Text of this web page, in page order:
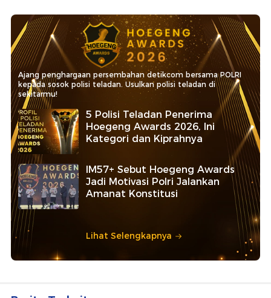
Ajang penghargaan persembahan detikcom bersama POLRI
kepada sosok polisi teladan. Usulkan polisi teladan di
sekitarmu!
5 Polisi Teladan Penerima
Hoegeng Awards 2026, Ini
Kategori dan Kiprahnya
IM57+ Sebut Hoegeng Awards
Jadi Motivasi Polri Jalankan
Amanat Konstitusi
Lihat Selengkapnya